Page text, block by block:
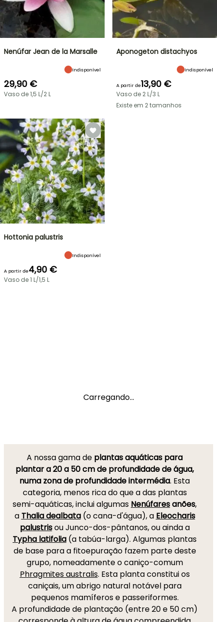
Nenúfar Jean de la Marsalle
Indisponível
29,90 €
Vaso de 1,5 L/2 L
Aponogeton distachyos
Indisponível
A partir de13,90 €
Vaso de 2 L/3 L
Existe em 2 tamanhos
Hottonia palustris
Indisponível
A partir de4,90 €
Vaso de 1 L/1,5 L
Carregando...
A nossa gama de plantas aquáticas para
plantar a 20 a 50 cm de profundidade de água,
numa zona de profundidade intermédia. Esta
categoria, menos rica do que a das plantas
semi-aquáticas, inclui algumas Nenúfaresanões,
a Thalia dealbata(o cana-d'água), a Eleocharis
palustrisou Junco-dos-pântanos, ou ainda a
Typha latifolia (a tabúa-larga). Algumas plantas
de base para a fitoepuração fazem parte deste
grupo, nomeadamente o caniço-comum
Phragmites australis. Esta planta constitui os
caniçais, um abrigo natural notável para
pequenos mamíferos e passeriformes.
A profundidade de plantação (entre 20 e 50 cm)